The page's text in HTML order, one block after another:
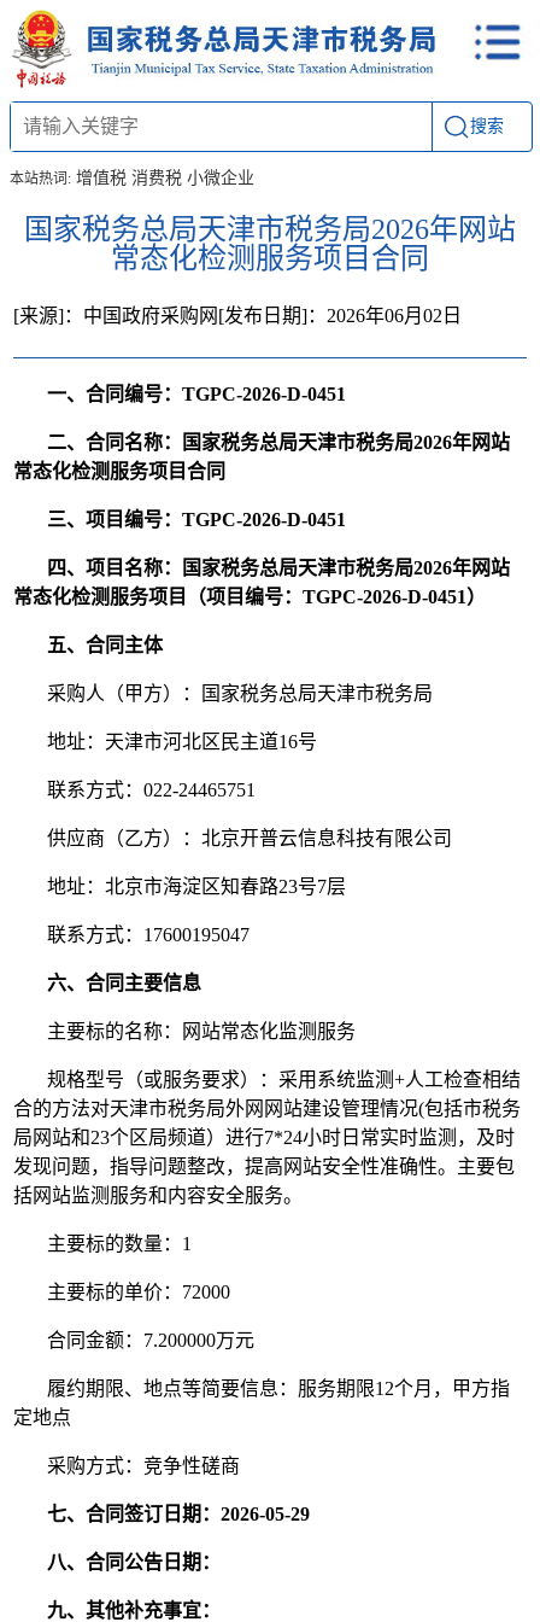
搜索
本站热词: 增值税 消费税 小微企业
国家税务总局天津市税务局2026年网站
常态化检测服务项目合同
[发布日期]：2026年06月02日
[来源]：中国政府采购网
一、合同编号：TGPC-2026-D-0451
二、合同名称：国家税务总局天津市税务局2026年网站
常态化检测服务项目合同
三、项目编号：TGPC-2026-D-0451
四、项目名称：国家税务总局天津市税务局2026年网站
常态化检测服务项目（项目编号：TGPC-2026-D-0451）
五、合同主体
采购人（甲方）：国家税务总局天津市税务局
地址：天津市河北区民主道16号
联系方式：022-24465751
供应商（乙方）：北京开普云信息科技有限公司
地址：北京市海淀区知春路23号7层
联系方式：17600195047
六、合同主要信息
主要标的名称：网站常态化监测服务
规格型号（或服务要求）：采用系统监测+人工检查相结
合的方法对天津市税务局外网网站建设管理情况(包括市税务
局网站和23个区局频道）进行7*24小时日常实时监测，及时
发现问题，指导问题整改，提高网站安全性准确性。主要包
括网站监测服务和内容安全服务。
主要标的数量：1
主要标的单价：72000
合同金额：7.200000万元
履约期限、地点等简要信息：服务期限12个月，甲方指
定地点
采购方式：竞争性磋商
七、合同签订日期：2026-05-29
八、合同公告日期：
九、其他补充事宜：